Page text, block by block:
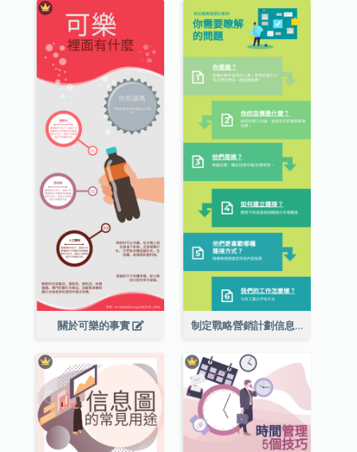
關於可樂的事實 制定戰略營銷計劃信息圖表